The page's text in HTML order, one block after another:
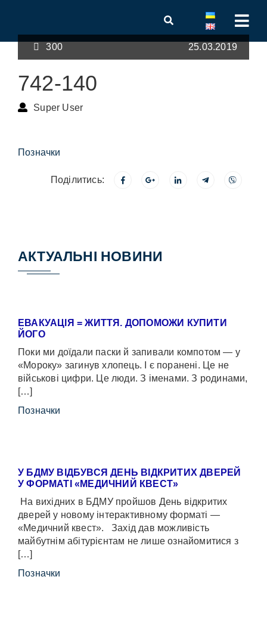
300 25.03.2019
742-140
Super User
Позначки
Поділитись:
АКТУАЛЬНІ НОВИНИ
ЕВАКУАЦІЯ = ЖИТТЯ. ДОПОМОЖИ КУПИТИ
ЙОГО
Поки ми доїдали паски й запивали компотом — у
«Мороку» загинув хлопець. І є поранені. Це не
військові цифри. Це люди. З іменами. З родинами,
[…]
Позначки
У БДМУ ВІДБУВСЯ ДЕНЬ ВІДКРИТИХ ДВЕРЕЙ
У ФОРМАТІ «МЕДИЧНИЙ КВЕСТ»
На вихідних в БДМУ пройшов День відкритих
дверей у новому інтерактивному форматі —
«Медичний квест». Захід дав можливість
майбутнім абітурієнтам не лише ознайомитися з
[…]
Позначки